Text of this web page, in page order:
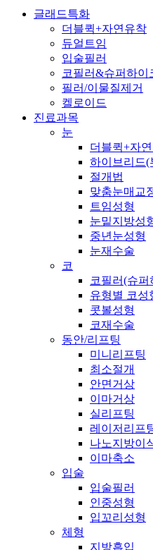
글래드특화
더블퀵+자연유착
듀얼트임
입술필러
코필러&슈퍼하이
필러/이물질제거
켈로이드
진료과목
눈
더블퀵+자
하이브리드(
절개법
맞춤눈매교
트임성형
눈밑지방성
중년눈성형
눈재수술
코
코필러(슈퍼
유형별 코성
콧볼성형
코재수술
동안/리프팅
미니리프팅
최소절개
안면거상
이마거상
실리프팅
레이저리프
나노지방이
이마축소
입술
입술필러
인중성형
입꼬리성형
체형
지방흡입